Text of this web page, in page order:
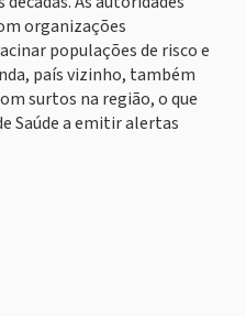
organizações
populações de risco e
país vizinho, também
surtos na região, o que
Saúde a emitir alertas